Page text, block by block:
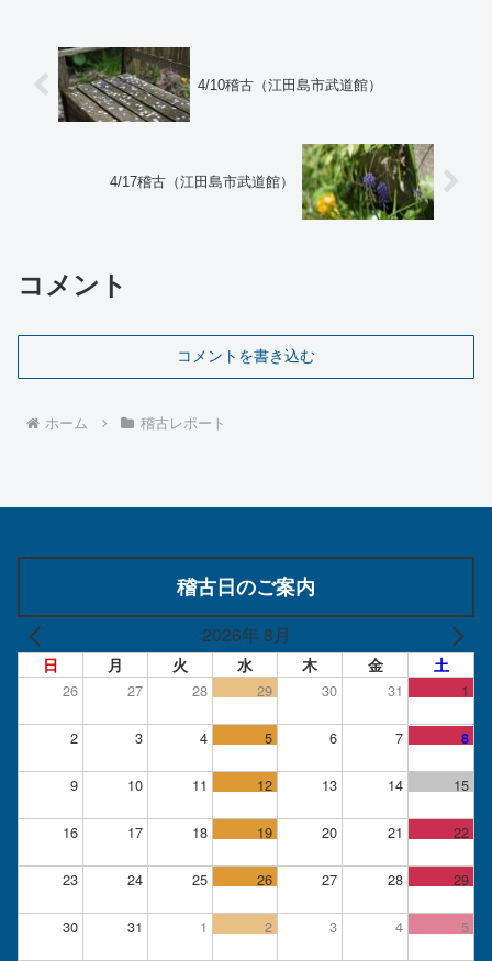
4/10稽古（江田島市武道館）
4/17稽古（江田島市武道館）
コメント
コメントを書き込む
ホーム 稽古レポート
稽古日のご案内
2026年 8月
日 月 火 水 木 金 土
26 27 28 29 30 31 1
2 3 4 5 6 7 8
9 10 11 12 13 14 15
16 17 18 19 20 21 22
23 24 25 26 27 28 29
30 31 1 2 3 4 5